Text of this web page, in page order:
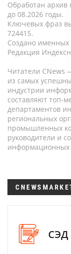
Обработан архив
до 08.2026 годы.
Ключевых фраз
724415.
Создано именных
Редакция
Читатели CNews
из самых
индустрии
составляют топ-
департаментов
региональных
промышленных
руководители и
информационных
СЭД